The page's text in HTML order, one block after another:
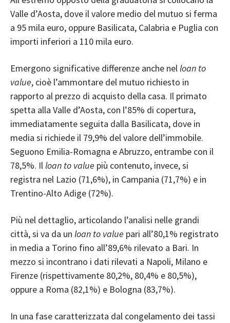
Valle d’Aosta, dove il valore medio del mutuo si ferma
a 95 mila euro, oppure Basilicata, Calabria e Puglia con
importi inferiori a 110 mila euro.
Emergono significative differenze anche nelloan to
value, cioè l’ammontare del mutuo richiesto in
rapporto al prezzo di acquisto della casa. Il primato
spetta alla Valle d’Aosta, con l’85% di copertura,
immediatamente seguita dalla Basilicata, dove in
media si richiede il 79,9% del valore dell’immobile.
Seguono Emilia-Romagna e Abruzzo, entrambe con il
78,5%. Illoan to value più contenuto, invece, si
registra nel Lazio (71,6%), in Campania (71,7%) e in
Trentino-Alto Adige (72%).
Più nel dettaglio, articolando l’analisi nelle grandi
città, si va da un loan to value pari all’80,1% registrato
in media a Torino fino all’89,6% rilevato a Bari. In
mezzo si incontrano i dati rilevati a Napoli, Milano e
Firenze (rispettivamente 80,2%, 80,4% e 80,5%),
oppure a Roma (82,1%) e Bologna (83,7%).
In una fase caratterizzata dal congelamento dei tassi